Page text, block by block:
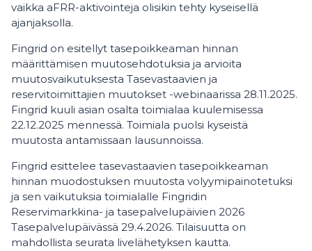
vaikka aFRR-aktivointeja olisikin tehty kyseisellä
ajanjaksolla.
Fingrid on esitellyt tasepoikkeaman hinnan
määrittämisen muutosehdotuksia ja arvioita
muutosvaikutuksesta Tasevastaavien ja
reservitoimittajien muutokset -webinaarissa 28.11.2025.
Fingrid kuuli asian osalta toimialaa kuulemisessa
22.12.2025 mennessä. Toimiala puolsi kyseistä
muutosta antamissaan lausunnoissa.
Fingrid esittelee tasevastaavien tasepoikkeaman
hinnan muodostuksen muutosta volyymipainotetuksi
ja sen vaikutuksia toimialalle Fingridin
Reservimarkkina- ja tasepalvelupäivien 2026
Tasepalvelupäivässä 29.4.2026. Tilaisuutta on
mahdollista seurata livelähetyksen kautta.